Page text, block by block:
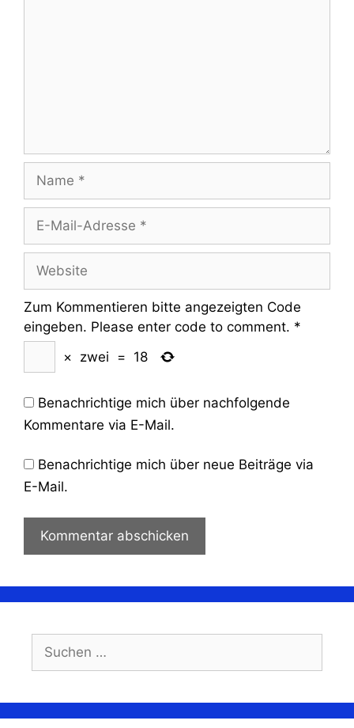
Name
Adresse
Website
Zum Kommentieren bitte angezeigten Code
eingeben. Please enter code to comment. *
× zwei = 18
Benachrichtige mich über nachfolgende
Kommentare via E-Mail.
Benachrichtige mich über neue Beiträge via
E-Mail.
nach: